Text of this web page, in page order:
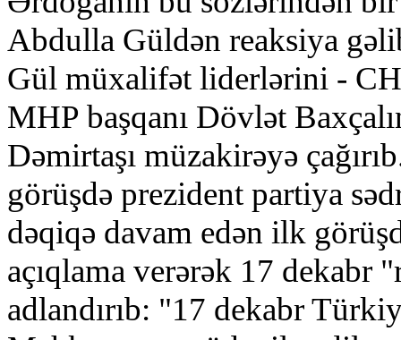
Abdulla Güldən reaksiya
Gül müxalifət liderlərini -
MHP başqanı Dövlət
Dəmirtaşı müzakirəyə
görüşdə prezident partiya
dəqiqə davam edən ilk
açıqlama verərək 17 dekabr
adlandırıb: "17 dekabr